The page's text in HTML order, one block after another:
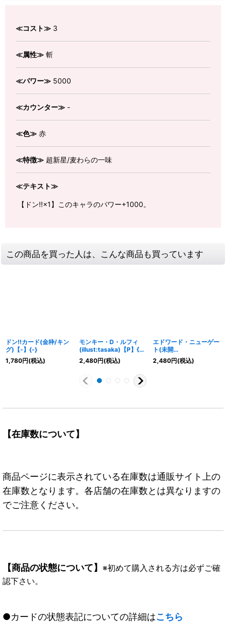
≪コスト≫ 3
≪属性≫ 斬
≪パワー≫ 5000
≪カウンター≫ -
≪色≫ 赤
≪特徴≫ 超新星/麦わらの一味
≪テキスト≫
【ドン!!×1】このキャラのパワー+1000。
この商品を買った人は、こんな商品も買っています
ドン!!カード(金枠/キン
グ)【-】{-}
1,780円(税込)
モンキー・D・ルフィ
(illust:tasaka)【P】{P-
041}
2,480円(税込)
エドワード・ニューゲー
ト(未開
封/illust:Anderson)
【L】{OP02-001}
2,480円(税込)
【在庫数について】
商品ページに表示されている在庫数は通販サイト上の
在庫数となります。各店舗の在庫数とは異なりますの
でご注意ください。
【商品の状態について】 ※初めて購入される方は必ずご確
認下さい。
●カードの状態表記についての詳細はこちら